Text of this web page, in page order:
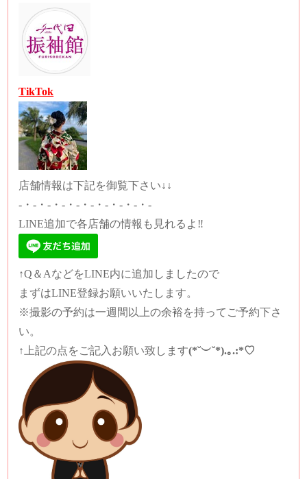
TikTok
店舗情報は下記を御覧下さい↓↓
-・-・-・-・-・-・-・-・-・-
LINE追加で各店舗の情報も見れるよ‼️
↑Q＆AなどをLINE内に追加しましたので
まずはLINE登録お願いいたします。
※撮影の予約は一週間以上の余裕を持ってご予約下さ
い。
↑上記の点をご記入お願い致します(*˘︶˘*).｡.:*♡